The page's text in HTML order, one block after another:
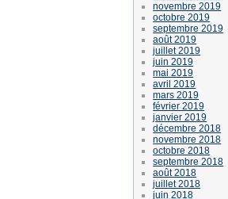
novembre 2019
octobre 2019
septembre 2019
août 2019
juillet 2019
juin 2019
mai 2019
avril 2019
mars 2019
février 2019
janvier 2019
décembre 2018
novembre 2018
octobre 2018
septembre 2018
août 2018
juillet 2018
juin 2018